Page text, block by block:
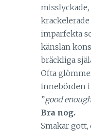
imparfekta
känslan
bräckliga
Ofta
innebörden
”good
Bra nog.
Smakar